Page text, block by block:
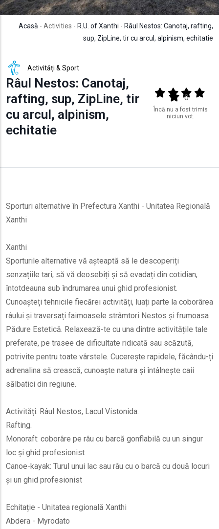
Acasă - Activities - R.U. of Xanthi - Râul Nestos: Canotaj, rafting,
sup, ZipLine, tir cu arcul, alpinism, echitatie
Activități & Sport
Râul Nestos: Canotaj,
rafting, sup, ZipLine, tir
cu arcul, alpinism,
echitatie
Output format
(star)(star)(star)
(star)
0
Încă nu a fost trimis
niciun vot.
Sporturi alternative în Prefectura Xanthi - Unitatea Regională
Xanthi
Xanthi
Sporturile alternative vă așteaptă să le descoperiți
senzațiile tari, să vă deosebiți și să evadați din cotidian,
întotdeauna sub îndrumarea unui ghid profesionist.
Cunoașteți tehnicile fiecărei activități, luați parte la coborârea
râului și traversați faimoasele strâmtori Nestos și frumoasa
Pădure Estetică. Relaxează-te cu una dintre activitățile tale
preferate, pe trasee de dificultate ridicată sau scăzută,
potrivite pentru toate vârstele. Cucerește rapidele, făcându-ți
adrenalina să crească, cunoaște natura și întâlnește caii
sălbatici din regiune.
Activități: Râul Nestos, Lacul Vistonida.
Rafting.
Monoraft: coborâre pe râu cu barcă gonflabilă cu un singur
loc și ghid profesionist
Canoe-kayak: Turul unui lac sau râu cu o barcă cu două locuri
și un ghid profesionist
Echitație - Unitatea regională Xanthi
Abdera - Myrodato